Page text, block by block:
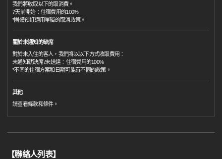
我們將收取以下的取消費。
7天前開始：住宿費用的100%
*團體預訂適用單獨的取消政策。
關於未通知的缺席
對於未入住的客人，我們將以以下方式收取費用：
未通知就缺席 /未送達：住宿費用的100%
*不同的住宿方案和日期可能有不同的政策。
其他
請查看條款和條件。
【聯絡人列表】